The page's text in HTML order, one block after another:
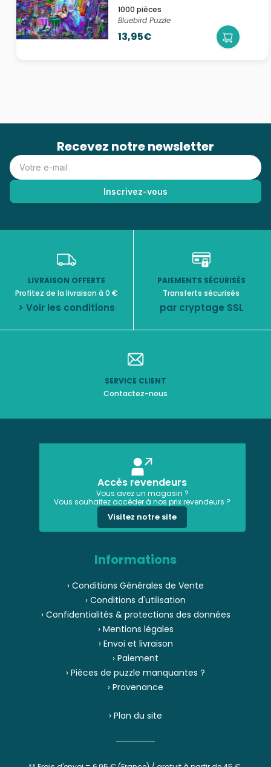
1000 pièces
Bluebird Puzzle
13,95€
Recevez notre newsletter
LIVRAISON OFFERTE
Profitez de la livraison à 0 €
> Voir les conditions
PAIEMENTS SÉCURISÉS
Transferts sécurisés
par cryptage SSL
SERVICE CLIENT
Contactez-nous
Accès revendeurs
Vous avez un magasin ?
Vous souhaitez accéder à nos prix revendeurs ?
Visitez notre site
Informations
› Conditions Générales de Vente
› Conditions d'utilisation
› Confidentialités & protections des données
› Mentions légales
› Envoi et livraison
› Paiement
› Pièces de puzzle manquantes ?
› Provenance
› Plan du site